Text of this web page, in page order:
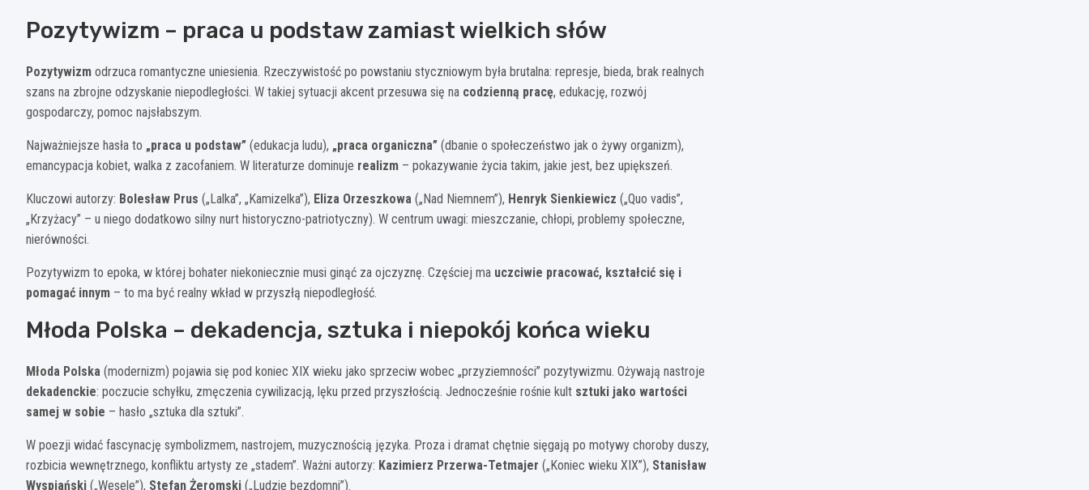
Pozytywizm – praca u podstaw zamiast wielkich słów
Pozytywizm odrzuca romantyczne uniesienia. Rzeczywistość po powstaniu styczniowym była brutalna: represje, bieda, brak realnych
szans na zbrojne odzyskanie niepodległości. W takiej sytuacji akcent przesuwa się na codzienną pracę, edukację, rozwój
gospodarczy, pomoc najsłabszym.
Najważniejsze hasła to „praca u podstaw” (edukacja ludu), „praca organiczna” (dbanie o społeczeństwo jak o żywy organizm),
emancypacja kobiet, walka z zacofaniem. W literaturze dominuje realizm – pokazywanie życia takim, jakie jest, bez upiększeń.
Kluczowi autorzy: Bolesław Prus („Lalka”, „Kamizelka”), Eliza Orzeszkowa („Nad Niemnem”), Henryk Sienkiewicz („Quo vadis”,
„Krzyżacy” – u niego dodatkowo silny nurt historyczno-patriotyczny). W centrum uwagi: mieszczanie, chłopi, problemy społeczne,
nierówności.
Pozytywizm to epoka, w której bohater niekoniecznie musi ginąć za ojczyznę. Częściej ma uczciwie pracować, kształcić się i
pomagać innym – to ma być realny wkład w przyszłą niepodległość.
Młoda Polska – dekadencja, sztuka i niepokój końca wieku
Młoda Polska (modernizm) pojawia się pod koniec XIX wieku jako sprzeciw wobec „przyziemności” pozytywizmu. Ożywają nastroje
dekadenckie: poczucie schyłku, zmęczenia cywilizacją, lęku przed przyszłością. Jednocześnie rośnie kult sztuki jako wartości
samej w sobie – hasło „sztuka dla sztuki”.
W poezji widać fascynację symbolizmem, nastrojem, muzycznością języka. Proza i dramat chętnie sięgają po motywy choroby duszy,
rozbicia wewnętrznego, konfliktu artysty ze „stadem”. Ważni autorzy: Kazimierz Przerwa-Tetmajer („Koniec wieku XIX”), Stanisław
Wyspiański („Wesele”), Stefan Żeromski („Ludzie bezdomni”).